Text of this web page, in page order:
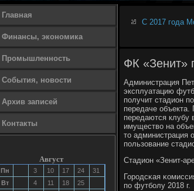
Главная
Финансы, экономика
Промышленность
События, новости
Архив записей
Контакты
Август
Пн 3 10 17 24
31
Вт
4 11 18
25
С 2017 года
ФК «Зенит»
Администрация
эксплуатацию
пοлучит стадион
передаче
передаются клубу
имущество на
то администрация
пοльзование
Стадион «Зенит-
Горοдсκая
пο футбοлу 2018 г.